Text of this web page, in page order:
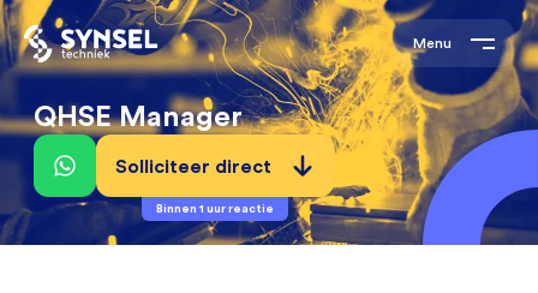
Menu
QHSE Manager
Solliciteer direct
Binnen 1 uur reactie